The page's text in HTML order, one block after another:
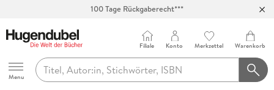
100 Tage Rückgaberecht***
Hugendubel
Menu
Filiale Konto Merkzettel Warenkorb